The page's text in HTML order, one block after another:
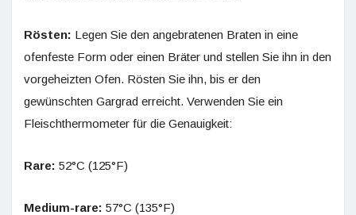
Rösten: Legen Sie den angebratenen Braten in eine
ofenfeste Form oder einen Bräter und stellen Sie ihn in den
vorgeheizten Ofen. Rösten Sie ihn, bis er den
gewünschten Gargrad erreicht. Verwenden Sie ein
Fleischthermometer für die Genauigkeit:
Rare: 52°C (125°F)
Medium-rare: 57°C (135°F)